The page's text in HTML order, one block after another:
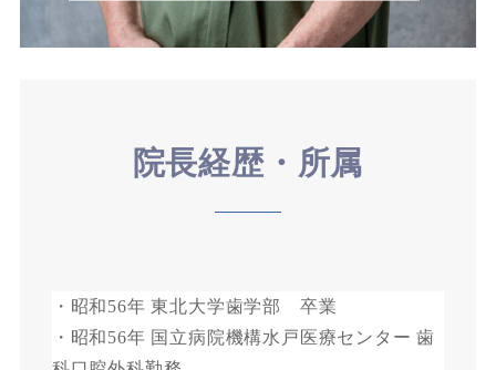
院長経歴・所属
・昭和56年 東北大学歯学部 卒業
・昭和56年 国立病院機構水戸医療センター 歯